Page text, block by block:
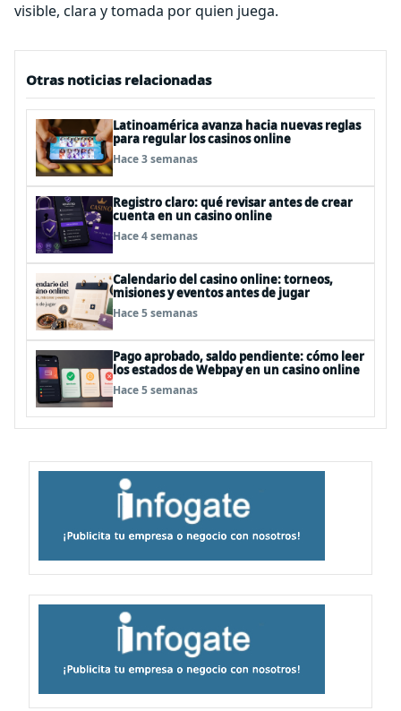
visible, clara y tomada por quien juega.
Otras noticias relacionadas
Latinoamérica avanza hacia nuevas reglas
para regular los casinos online
Hace 3 semanas
Registro claro: qué revisar antes de crear
cuenta en un casino online
Hace 4 semanas
Calendario del casino online: torneos,
misiones y eventos antes de jugar
Hace 5 semanas
Pago aprobado, saldo pendiente: cómo leer
los estados de Webpay en un casino online
Hace 5 semanas